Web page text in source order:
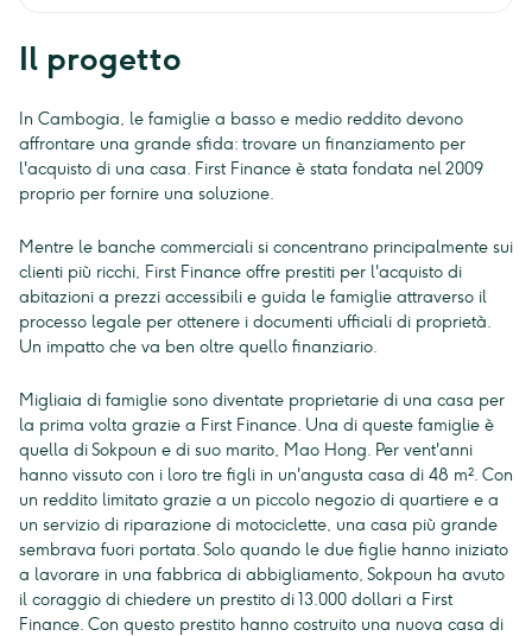
Il progetto
In Cambogia, le famiglie a basso e medio reddito devono
affrontare una grande sfida: trovare un finanziamento per
l'acquisto di una casa. First Finance è stata fondata nel 2009
proprio per fornire una soluzione.
Mentre le banche commerciali si concentrano principalmente sui
clienti più ricchi, First Finance offre prestiti per l'acquisto di
abitazioni a prezzi accessibili e guida le famiglie attraverso il
processo legale per ottenere i documenti ufficiali di proprietà.
Un impatto che va ben oltre quello finanziario.
Migliaia di famiglie sono diventate proprietarie di una casa per
la prima volta grazie a First Finance. Una di queste famiglie è
quella di Sokpoun e di suo marito, Mao Hong. Per vent'anni
hanno vissuto con i loro tre figli in un'angusta casa di 48 m². Con
un reddito limitato grazie a un piccolo negozio di quartiere e a
un servizio di riparazione di motociclette, una casa più grande
sembrava fuori portata. Solo quando le due figlie hanno iniziato
a lavorare in una fabbrica di abbigliamento, Sokpoun ha avuto
il coraggio di chiedere un prestito di 13.000 dollari a First
Finance. Con questo prestito hanno costruito una nuova casa di